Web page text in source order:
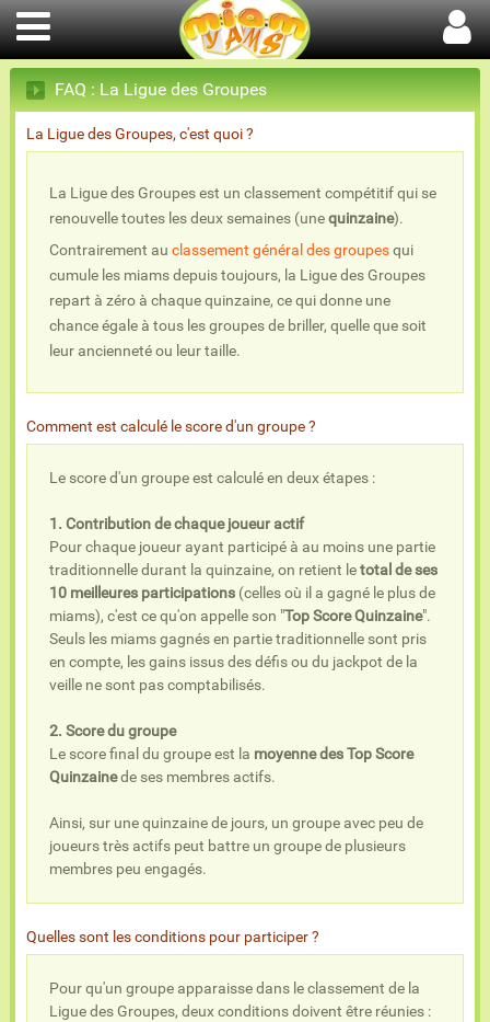
FAQ : La Ligue des Groupes
La Ligue des Groupes, c'est quoi ?
La Ligue des Groupes est un classement compétitif qui se
renouvelle toutes les deux semaines (unequinzaine).
Contrairement au classement général des groupesqui
cumule les miams depuis toujours, la Ligue des Groupes
repart à zéro à chaque quinzaine, ce qui donne une
chance égale à tous les groupes de briller, quelle que soit
leur ancienneté ou leur taille.
Comment est calculé le score d'un groupe ?
Le score d'un groupe est calculé en deux étapes :
1. Contribution de chaque joueur actif
Pour chaque joueur ayant participé à au moins une partie
traditionnelle durant la quinzaine, on retient letotal de ses
10 meilleures participations (celles où il a gagné le plus de
miams), c'est ce qu'on appelle son "Top Score Quinzaine".
Seuls les miams gagnés en partie traditionnelle sont pris
en compte, les gains issus des défis ou du jackpot de la
veille ne sont pas comptabilisés.
2. Score du groupe
Le score final du groupe est la moyenne des Top Score
Quinzainede ses membres actifs.
Ainsi, sur une quinzaine de jours, un groupe avec peu de
joueurs très actifs peut battre un groupe de plusieurs
membres peu engagés.
Quelles sont les conditions pour participer ?
Pour qu'un groupe apparaisse dans le classement de la
Ligue des Groupes, deux conditions doivent être réunies :